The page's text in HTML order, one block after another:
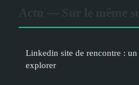
Linkedin site de rencontre :
explorer